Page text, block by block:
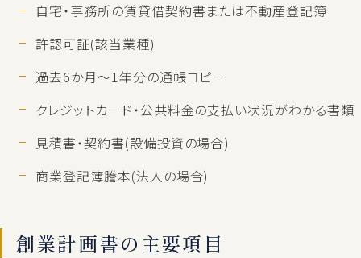
自宅・事務所の賃貸借契約書または不動産登記簿
許認可証(該当業種)
過去6か月〜1年分の通帳コピー
クレジットカード・公共料金の支払い状況がわかる書類
見積書・契約書(設備投資の場合)
商業登記簿謄本(法人の場合)
創業計画書の主要項目